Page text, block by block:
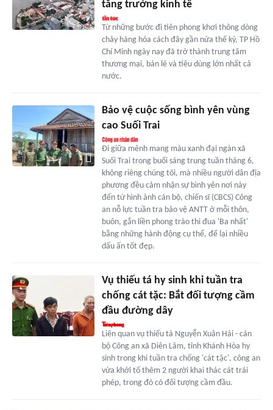
tăng trưởng kinh tế
Từ những bước đi tiên phong khơi thông dòng
chảy hàng hóa cách đây gần nửa thế kỷ, TP Hồ
Chí Minh ngày nay đã trở thành trung tâm
thương mại, bán lẻ và tiêu dùng lớn nhất cả
nước.
Bảo vệ cuộc sống bình yên vùng
cao Suối Trai
Đi giữa mênh mang màu xanh đại ngàn xã
Suối Trai trong buổi sáng trung tuần tháng 6,
không riêng chúng tôi, mà nhiều người dân địa
phương đều cảm nhận sự bình yên nơi này
đến từ hình ảnh cán bộ, chiến sĩ (CBCS) Công
an nỗ lực tuần tra bảo vệ ANTT ở mỗi thôn,
buôn, gắn liền phong trào thi đua 'Ba nhất'
bằng những hành động cụ thể, để lại nhiều
dấu ấn tốt đẹp.
Vụ thiếu tá hy sinh khi tuần tra
chống cát tặc: Bắt đối tượng cầm
đầu đường dây
Liên quan vụ thiếu tá Nguyễn Xuân Hải - cán
bộ Công an xã Diên Lâm, tỉnh Khánh Hòa hy
sinh trong khi tuần tra chống 'cát tặc', công an
vừa khởi tố thêm 2 người khai thác cát trái
phép, trong đó có đối tượng cầm đầu.